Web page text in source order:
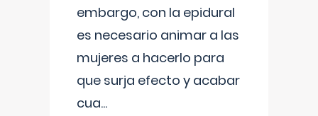
embargo, con la epidural
es necesario animar a las
mujeres a hacerlo para
que surja efecto y acabar
cua...